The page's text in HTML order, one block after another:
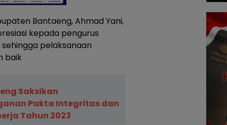
Bantaeng, Ahmad Yani,
kepada pengurus
pelaksanaan
baik
Saksikan
Pakta Integritas dan
Tahun 2023